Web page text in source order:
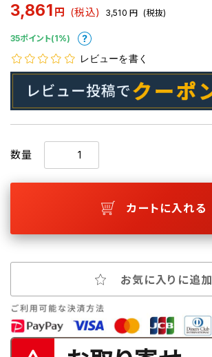
3,861 円 (税込) 3,510 円 (税抜)
35ポイント(1%)
レビューを書く
数量
カートに入れる
お気に入りに追加